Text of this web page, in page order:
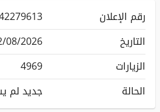
رقم الإعلان
التاريخ
2026 23:03:21
الزيارات
4969
الحالة
جديد لم